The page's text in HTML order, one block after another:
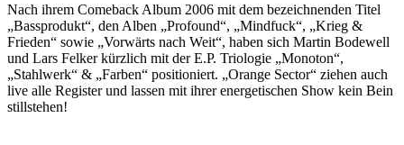
Nach ihrem Comeback Album 2006 mit dem bezeichnenden Titel
„Bassprodukt“, den Alben „Profound“, „Mindfuck“, „Krieg &
Frieden“ sowie „Vorwärts nach Weit“, haben sich Martin Bodewell
und Lars Felker kürzlich mit der E.P. Triologie „Monoton“,
„Stahlwerk“ & „Farben“ positioniert. „Orange Sector“ ziehen auch
live alle Register und lassen mit ihrer energetischen Show kein Bein
stillstehen!